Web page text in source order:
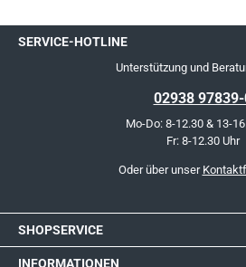
SERVICE-HOTLINE
Unterstützung und
02938
Mo-Do: 8-12.30 & 13-
Fr: 8-12.30 Uhr
Oder über unser
SHOPSERVICE